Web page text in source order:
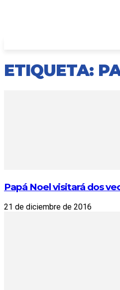
ETIQUETA:
Papá Noel visitará dos
21 de diciembre de 2016